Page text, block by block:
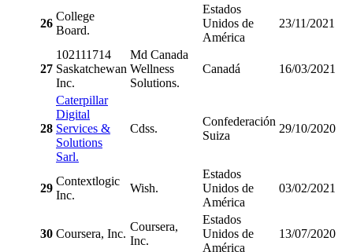
26
College
Board.
Estados
Unidos de
América
23/11/2021
27
102111714
Saskatchewan
Inc.
Md Canada
Wellness
Solutions.
Canadá 16/03/2021
28
Caterpillar
Digital
Services &
Solutions
Sarl.
Cdss.
Confederación
Suiza
29/10/2020
29
Contextlogic
Inc.
Wish.
Estados
Unidos de
América
03/02/2021
30 Coursera, Inc.
Coursera,
Inc.
Estados
Unidos de
América
13/07/2020